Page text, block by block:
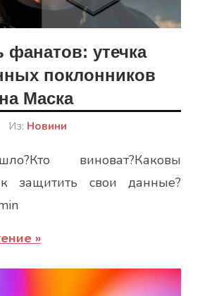
фанатов: утечка
поклонников
Маска
От:
Из: Новини
виноват?Каковы
защитить свои данные?